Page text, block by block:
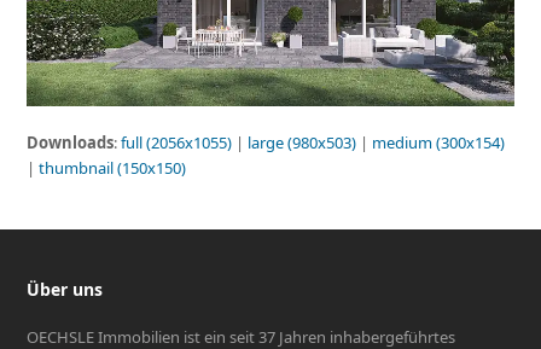
Downloads:full (2056x1055) | large (980x503) | medium (300x154)
|thumbnail (150x150)
Über uns
OECHSLE Immobilien ist ein seit 37 Jahren inhabergeführtes